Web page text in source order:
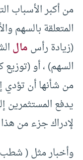
من أكبر الأسباب
المتعلقة بالسهم
(زيادة رأسمال
السهم) ، أو (توزيع
من شأنها أن تؤدي
يدفع المستثمرين
لإدراك جزء من هذا
وأخبار مثل ( شطب